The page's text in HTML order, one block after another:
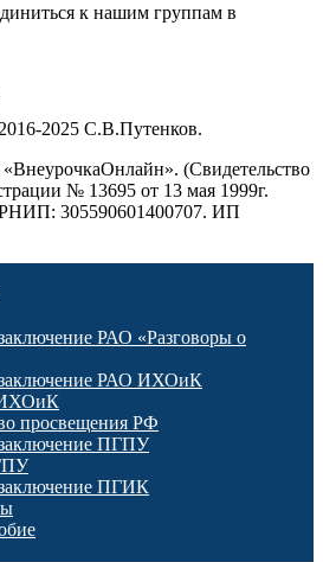
к нашим группам в
2025 С.В.Путенков.
«ВнеурочкаОнлайн». (Свидетельство
№ 13695 от 13 мая 1999г.
305590601400707. ИП
РАО «Разговоры о
заключение РАО ИХОиК
просвещения РФ
ПГПУ
ПГИК